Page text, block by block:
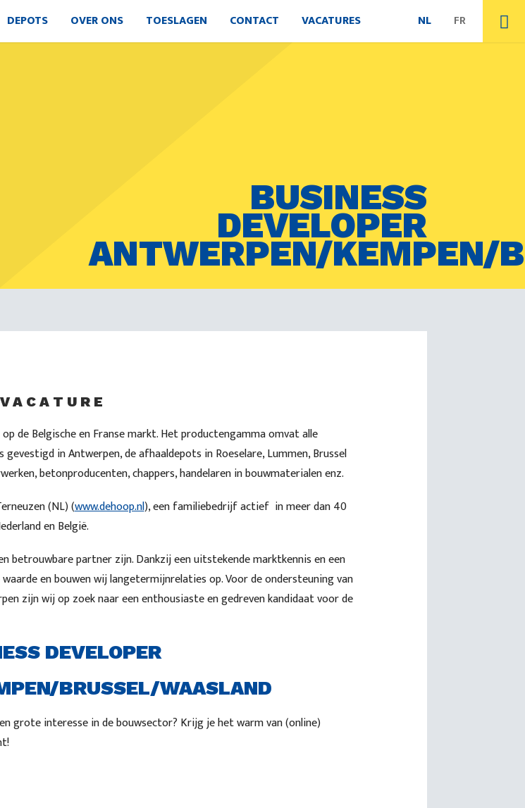
DEPOTS OVER ONS TOESLAGEN CONTACT VACATURES NL FR
BUSINESS
DEVELOPER
ANTWERPEN/KEMPEN/
V A C A T U R E
de Belgische en Franse markt. Het productengamma omvat alle
in Antwerpen, de afhaaldepots in Roeselare, Lummen, Brussel
betonproducenten, chappers, handelaren in bouwmaterialen enz.
(NL) (www.dehoop.nl), een familiebedrijf actief in meer dan 40
en België.
betrouwbare partner zijn. Dankzij een uitstekende marktkennis en een
en bouwen wij langetermijnrelaties op. Voor de ondersteuning van
zijn wij op zoek naar een enthousiaste en gedreven kandidaat voor de
DEVELOPER
BRUSSEL/WAASLAND
grote interesse in de bouwsector? Krijg je het warm van (online)